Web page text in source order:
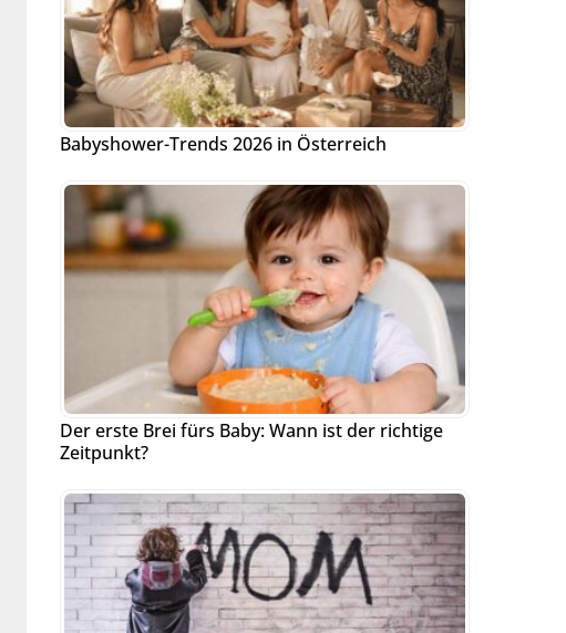
Babyshower-Trends 2026 in Österreich
Der erste Brei fürs Baby: Wann ist der richtige
Zeitpunkt?